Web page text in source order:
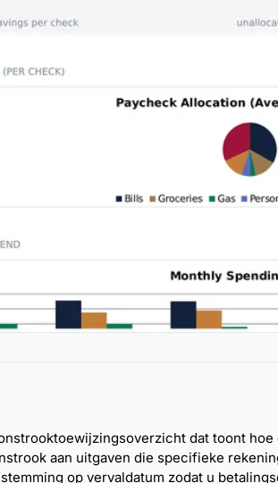
dat toont
aan uitgaven die specifieke
op vervaldatum zodat u